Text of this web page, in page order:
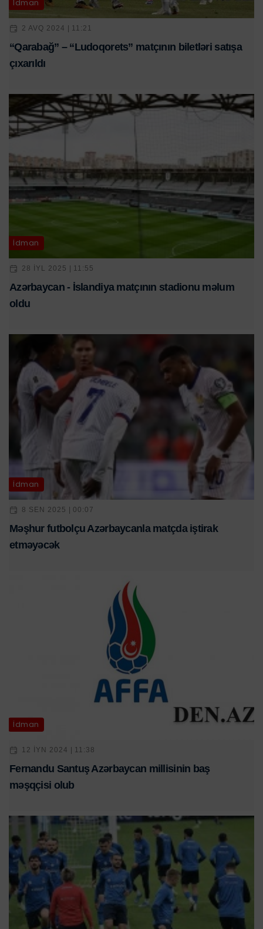
İdman
2 AVQ 2024 | 11:21
“Qarabağ” – “Ludoqorets” matçının biletləri satışa
çıxarıldı
İdman
28 IYL 2025 | 11:55
Azərbaycan - İslandiya matçının stadionu məlum
oldu
İdman
8 SEN 2025 | 00:07
Məşhur futbolçu Azərbaycanla matçda iştirak
etməyəcək
İdman
12 IYN 2024 | 11:38
Fernandu Santuş Azərbaycan millisinin baş
məşqçisi olub